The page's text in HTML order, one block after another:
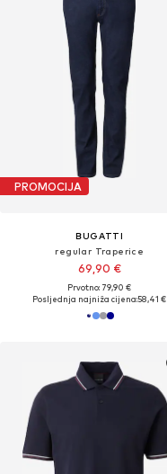
PROMOCIJA
BUGATTI
regular Traperice
69,90 €
Prvotno: 79,90 €
Posljednja najniža cijena:58,41 €